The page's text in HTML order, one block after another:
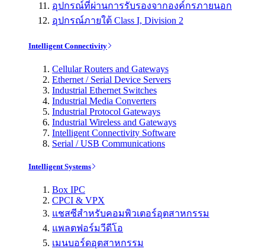
อุปกรณ์ที่ผ่านการรับรองจากองค์กรภายนอก
อุปกรณ์ภายใต้ Class I, Division 2
Intelligent Connectivity
Cellular Routers and Gateways
Ethernet / Serial Device Servers
Industrial Ethernet Switches
Industrial Media Converters
Industrial Protocol Gateways
Industrial Wireless and Gateways
Intelligent Connectivity Software
Serial / USB Communications
Intelligent Systems
Box IPC
CPCI & VPX
แชสซีสำหรับคอมพิวเตอร์อุตสาหกรรม
แพลตฟอร์มวีดีโอ
เมนบอร์ดอุตสาหกรรม